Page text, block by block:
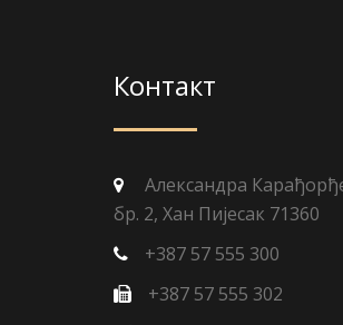
Контакт
Александра
бр. 2, Хан Пијесак 71360
+387 57 555 300
+387 57 555 302